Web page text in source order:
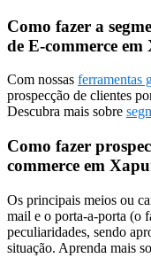
Como fazer a
de E-commerce
Com nossas ferramentas
prospecção de clientes
Descubra mais sobre
Como fazer
commerce em
Os principais meios ou
mail e o porta-a-porta (o
peculiaridades, sendo
situação. Aprenda mais